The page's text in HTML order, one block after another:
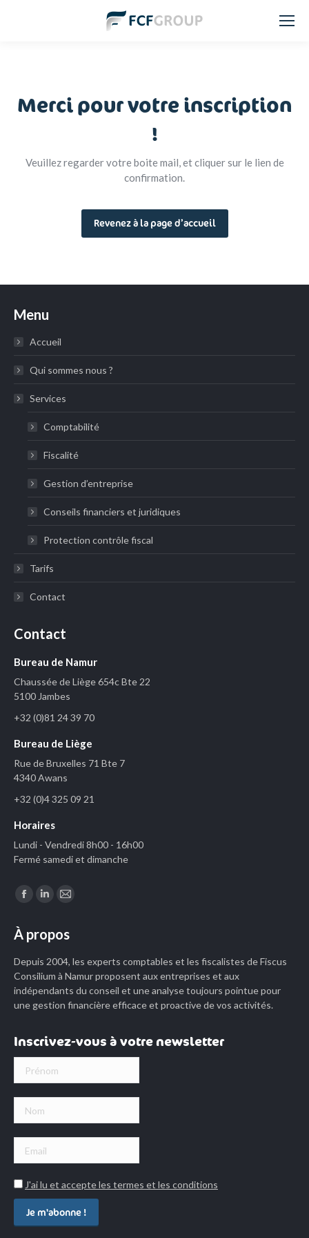
Merci pour votre inscription
!
Veuillez regarder votre boite mail, et cliquer sur le lien de
confirmation.
Revenez à la page d’accueil
Menu
Accueil
Qui sommes nous ?
Services
Comptabilité
Fiscalité
Gestion d’entreprise
Conseils financiers et juridiques
Protection contrôle fiscal
Tarifs
Contact
Contact
Bureau de Namur
Chaussée de Liège 654c Bte 22
5100 Jambes
+32 (0)81 24 39 70
Bureau de Liège
Rue de Bruxelles 71 Bte 7
4340 Awans
+32 (0)4 325 09 21
Horaires
Lundi - Vendredi 8h00 - 16h00
Fermé samedi et dimanche
Trouvez nous sur :
opens
new
window
opens
in
new
window
opens
in
new
window
À propos
Depuis 2004, les experts comptables et les fiscalistes de Fiscus
Consilium à Namur proposent aux entreprises et aux
indépendants du conseil et une analyse toujours pointue pour
une gestion financière efficace et proactive de vos activités.
Inscrivez-vous à votre newsletter
J'ai lu et accepte les termes et les conditions